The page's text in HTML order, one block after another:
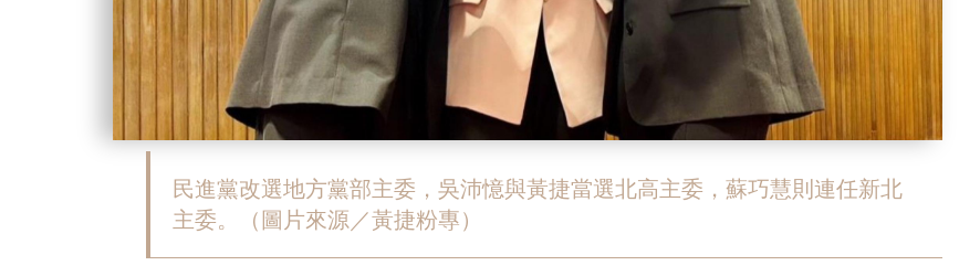
民進黨改選地方黨部主委，吳沛憶與黃捷當選北高主委，蘇巧慧則連任新北
主委。（圖片來源／黃捷粉專）